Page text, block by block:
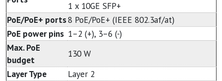
1 x 10GE SFP+
PoE/PoE+ ports8 PoE/PoE+ (IEEE 802.3af/at)
PoE power pins 1–2 (+), 3–6 (-)
Max. PoE
budget
130 W
Layer Type
Layer 2